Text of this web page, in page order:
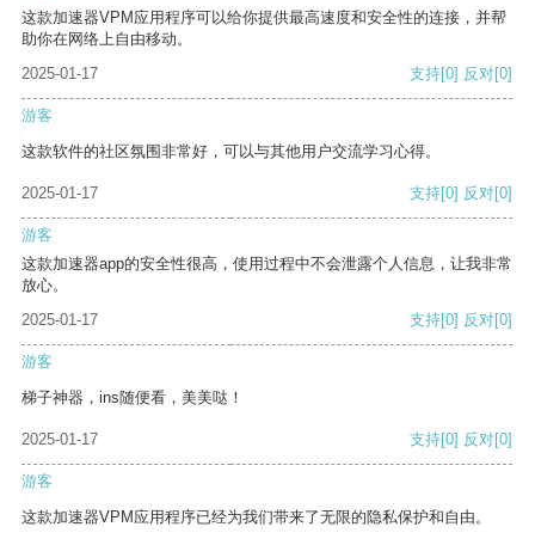
这款加速器VPM应用程序可以给你提供最高速度和安全性的连接，并帮
助你在网络上自由移动。
2025-01-17
支持[0] 反对[0]
游客
这款软件的社区氛围非常好，可以与其他用户交流学习心得。
2025-01-17 支持[0] 反对[0]
游客
这款加速器app的安全性很高，使用过程中不会泄露个人信息，让我非常
放心。
2025-01-17
支持[0] 反对[0]
游客
梯子神器，ins随便看，美美哒！
2025-01-17 支持[0] 反对[0]
游客
这款加速器VPM应用程序已经为我们带来了无限的隐私保护和自由。